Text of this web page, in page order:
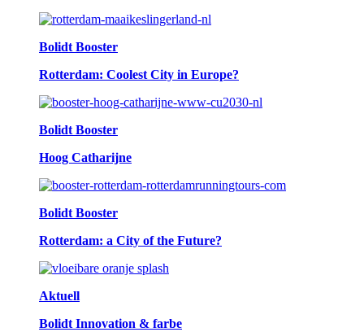
Bolidt Booster
Rotterdam: Coolest City in Europe?
Bolidt Booster
Hoog Catharijne
Bolidt Booster
Rotterdam: a City of the Future?
Aktuell
Bolidt Innovation & farbe